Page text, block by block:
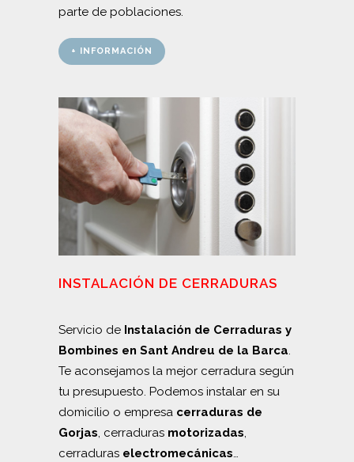
parte de poblaciones.
+ INFORMACIÓN
INSTALACIÓN DE CERRADURAS
Servicio de Instalación de Cerraduras y
Bombines en Sant Andreu de la Barca.
Te aconsejamos la mejor cerradura según
tu presupuesto. Podemos instalar en su
domicilio o empresa cerraduras de
Gorjas, cerraduras motorizadas,
cerraduras electromecánicas…